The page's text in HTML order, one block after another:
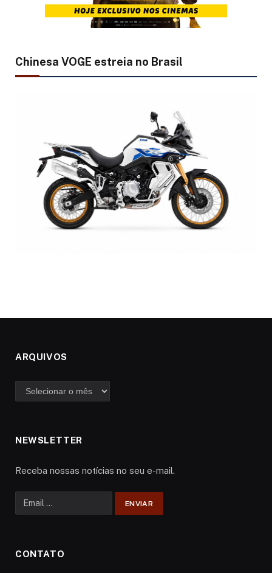
Chinesa VOGE estreia no Brasil
ARQUIVOS
Arquivos
NEWSLETTER
Receba nossas notícias no seu e-mail.
CONTATO